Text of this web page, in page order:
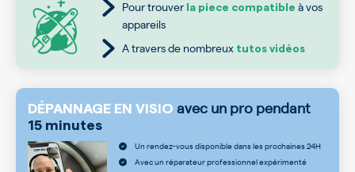
Pour trouver la piece compatible à vos
appareils
A travers de nombreux tutos vidéos
DÉPANNAGE EN VISIO avec un pro pendant
15 minutes
Un rendez-vous disponible dans les prochaines 24H
Avec un réparateur professionnel expérimenté